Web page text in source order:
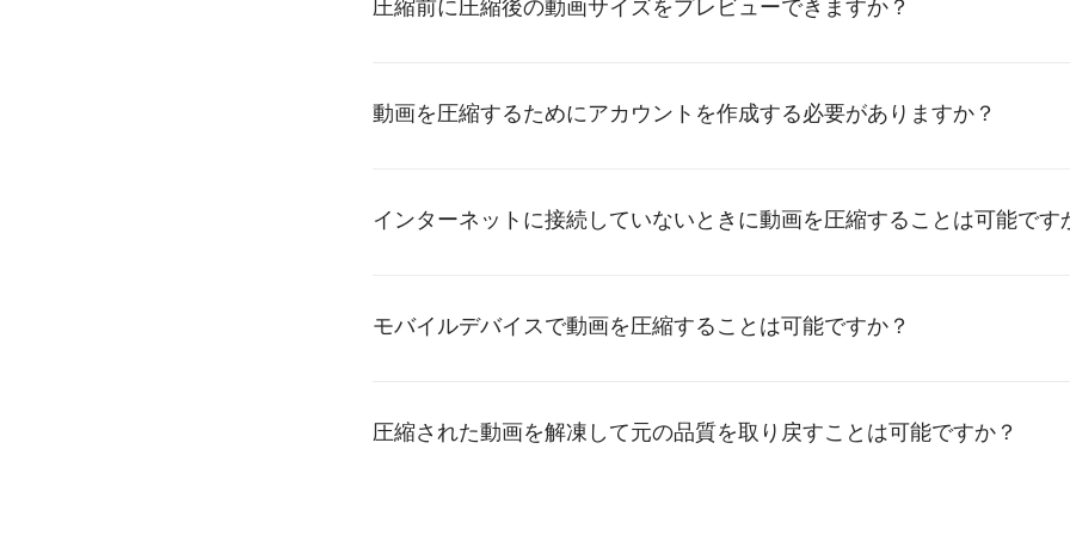
圧縮前に圧縮後の動画サイズをプレビューできますか？
動画を圧縮するためにアカウントを作成する必要がありますか？
インターネットに接続していないときに動画を圧縮することは可能です
モバイルデバイスで動画を圧縮することは可能ですか？
圧縮された動画を解凍して元の品質を取り戻すことは可能ですか？